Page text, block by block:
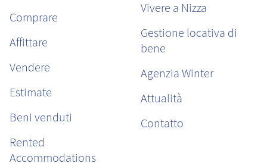
Comprare
Affittare
Vendere
Estimate
Beni venduti
Rented
Accommodations
Vivere a Nizza
Gestione locativa di
bene
Agenzia Winter
Attualità
Contatto